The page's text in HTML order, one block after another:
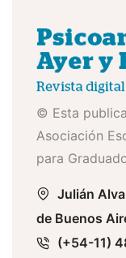
© Esta
Asociación
para
Julián
de Buenos
(+54-11)